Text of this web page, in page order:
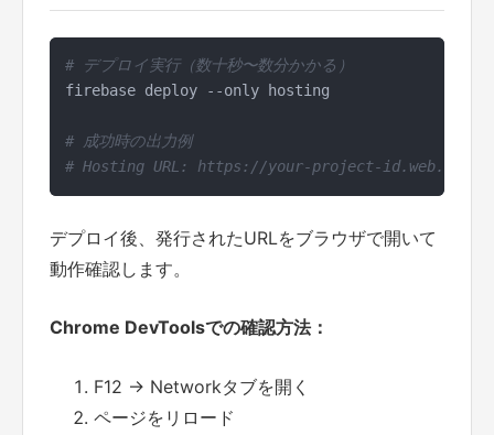
# デプロイ実行（数十秒〜数分かかる）
firebase deploy --only hosting
# 成功時の出力例
# Hosting URL: https://your-project-id.web.app
デプロイ後、発行されたURLをブラウザで開いて
動作確認します。
Chrome DevToolsでの確認方法：
F12 → Networkタブを開く
ページをリロード